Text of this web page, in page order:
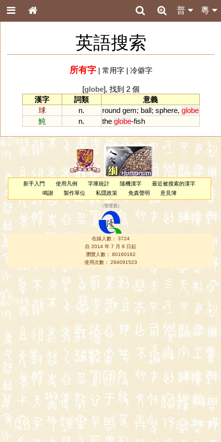
粵
普
英語搜索
所有字| 常用字| 冷僻字
[globe], 找到 2 個
漢字
詞類
意義
球
n. round gem; ball; sphere, globe
魨
n. the globe-fish
新手入門 使用凡例 字庫統計 隨機漢字
最近被搜索的漢字
鳴謝
製作單位 私隱政策 免責聲明 意見簿
（管理員 ）
在線人數： 3724
自 2014 年 7 月 8 日起
瀏覽人數： 80160162
使用次數： 294091523